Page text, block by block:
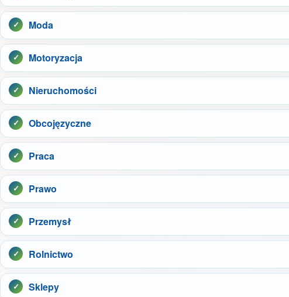
Moda
Motoryzacja
Nieruchomości
Obcojęzyczne
Praca
Prawo
Przemysł
Rolnictwo
Sklepy